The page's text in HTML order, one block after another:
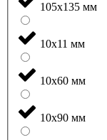
105x135 мм
10x11 мм
10x60 мм
10x90 мм